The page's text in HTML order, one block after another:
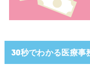
30秒でわかる医療事